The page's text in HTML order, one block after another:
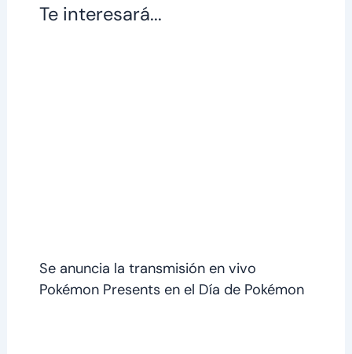
Te interesará...
Se anuncia la transmisión en vivo
Pokémon Presents en el Día de Pokémon